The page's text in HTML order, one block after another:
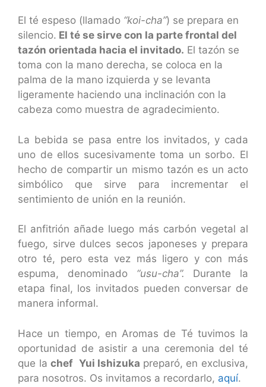
El té espeso (llamado “koi-cha”) se prepara en
silencio. El té se sirve con la parte frontal del
tazón orientada hacia el invitado. El tazón se
toma con la mano derecha, se coloca en la
palma de la mano izquierda y se levanta
ligeramente haciendo una inclinación con la
cabeza como muestra de agradecimiento.
La bebida se pasa entre los invitados, y cada
uno de ellos sucesivamente toma un sorbo. El
hecho de compartir un mismo tazón es un acto
simbólico que sirve para incrementar el
sentimiento de unión en la reunión.
El anfitrión añade luego más carbón vegetal al
fuego, sirve dulces secos japoneses y prepara
otro té, pero esta vez más ligero y con más
espuma, denominado “usu-cha”. Durante la
etapa final, los invitados pueden conversar de
manera informal.
Hace un tiempo, en Aromas de Té tuvimos la
oportunidad de asistir a una ceremonia del té
que lachef Yui Ishizuka preparó, en exclusiva,
para nosotros. Os invitamos a recordarlo, aquí.